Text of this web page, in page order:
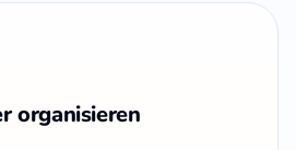
organisieren